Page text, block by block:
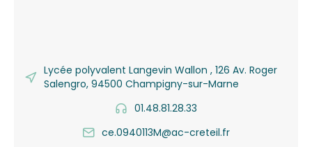
Lycée polyvalent Langevin Wallon , 126 Av. Roger
Salengro, 94500 Champigny-sur-Marne
01.48.81.28.33
ce.0940113M@ac-creteil.fr